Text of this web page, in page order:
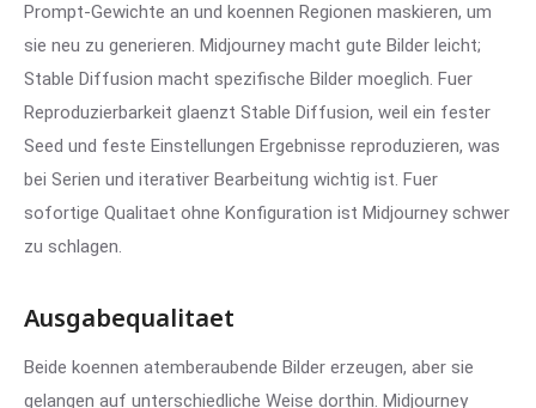
Prompt-Gewichte an und koennen Regionen maskieren, um
sie neu zu generieren. Midjourney macht gute Bilder leicht;
Stable Diffusion macht spezifische Bilder moeglich. Fuer
Reproduzierbarkeit glaenzt Stable Diffusion, weil ein fester
Seed und feste Einstellungen Ergebnisse reproduzieren, was
bei Serien und iterativer Bearbeitung wichtig ist. Fuer
sofortige Qualitaet ohne Konfiguration ist Midjourney schwer
zu schlagen.
Ausgabequalitaet
Beide koennen atemberaubende Bilder erzeugen, aber sie
gelangen auf unterschiedliche Weise dorthin. Midjourney